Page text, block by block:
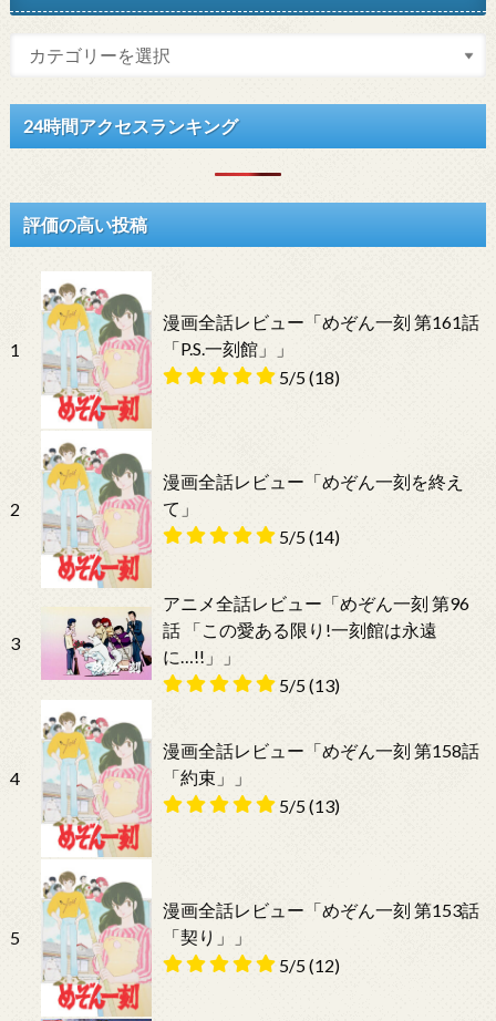
24時間アクセスランキング
評価の高い投稿
1
漫画全話レビュー「めぞん一刻 第161話
「P.S.一刻館」」
5/5(18)
2
漫画全話レビュー「めぞん一刻を終え
て」
5/5(14)
3
アニメ全話レビュー「めぞん一刻 第96
話 「この愛ある限り!一刻館は永遠
に…!!」」
5/5(13)
4
漫画全話レビュー「めぞん一刻 第158話
「約束」」
5/5(13)
5
漫画全話レビュー「めぞん一刻 第153話
「契り」」
5/5(12)